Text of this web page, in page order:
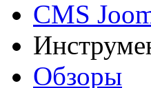
CMS
Обзоры